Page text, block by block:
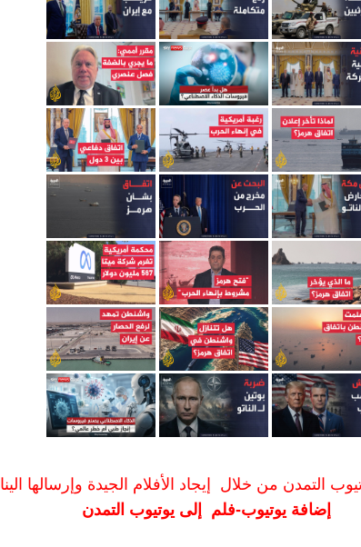
التمدن من خلال إيجاد الأفلام الجيدة وإرسالها الينا
إضافة يوتيوب-فلم إلى يوتيوب التمدن